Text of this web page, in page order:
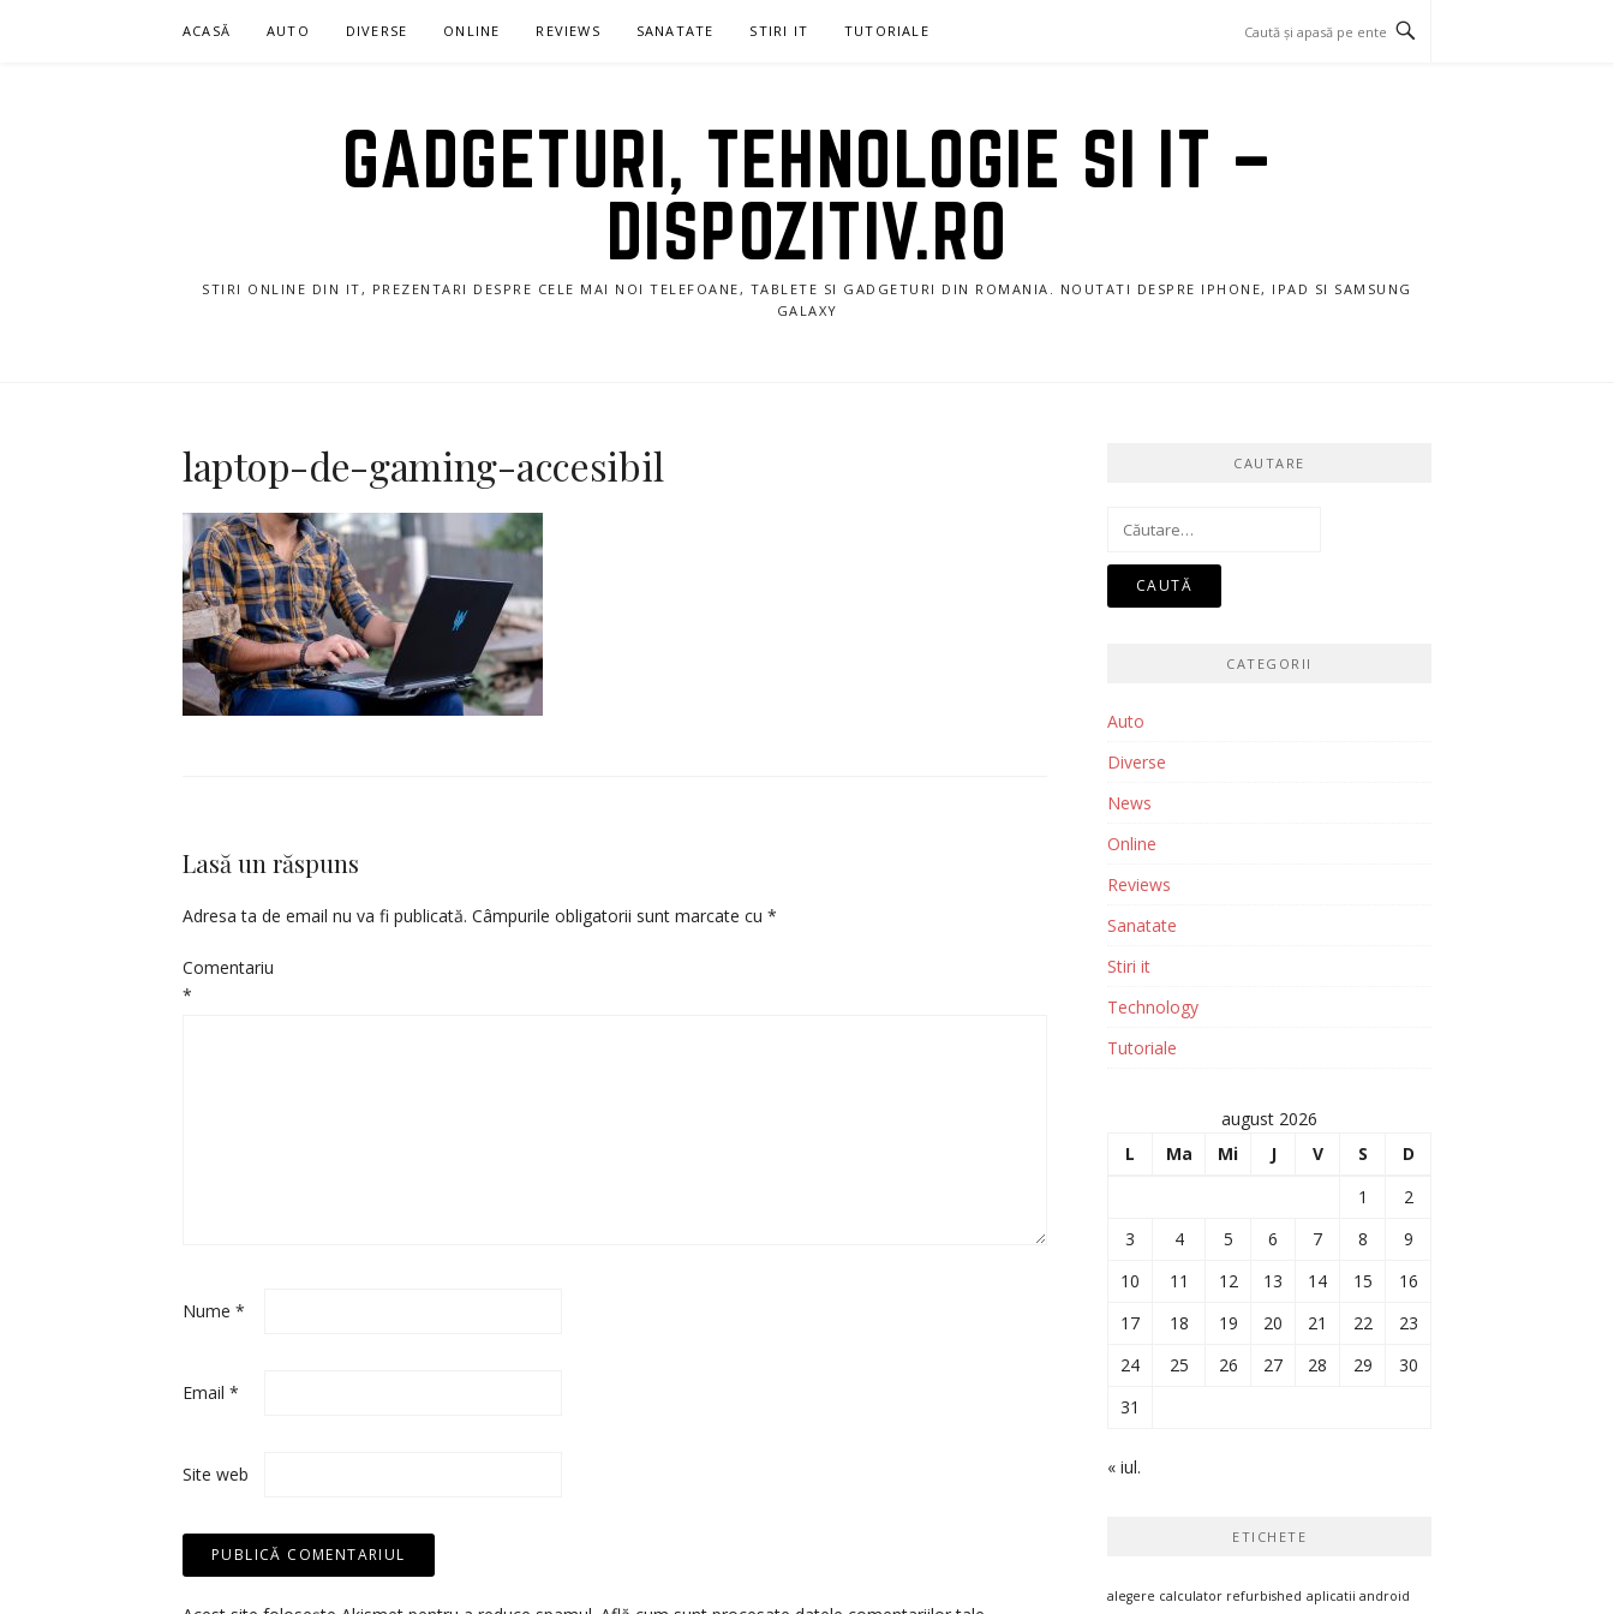
ACASĂ AUTO DIVERSE ONLINE REVIEWS SANATATE STIRI IT TUTORIALE
GADGETURI, TEHNOLOGIE SI IT –
DISPOZITIV.RO
STIRI ONLINE DIN IT, PREZENTARI DESPRE CELE MAI NOI TELEFOANE, TABLETE SI GADGETURI DIN ROMANIA. NOUTATI DESPRE IPHONE, IPAD SI SAMSUNG
GALAXY
laptop-de-gaming-accesibil
Lasă un răspuns
Adresa ta de email nu va fi publicată. Câmpurile obligatorii sunt marcate cu *
Comentariu
*
Nume *
Email *
Site web
CAUTARE
Caută
CATEGORII
Auto
Diverse
News
Online
Reviews
Sanatate
Stiri it
Technology
Tutoriale
august 2026
L
Ma Mi J V S
D
1
2
3
4 5 6 7 8
9
10
11 12 13 14 15
16
17
18 19 20 21 22
23
24
25 26 27 28 29
30
31
« iul.
ETICHETE
alegere calculator refurbished aplicatii android